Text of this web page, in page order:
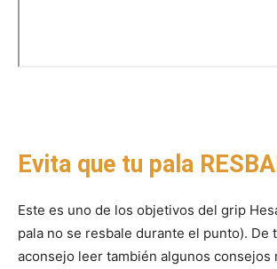
Evita que tu pala
Este es uno de los objetivos del grip
pala no se resbale durante el punto). De
aconsejo leer también algunos consejos